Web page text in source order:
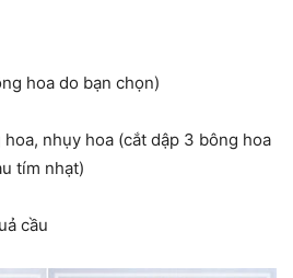
hoa do bạn chọn)
nhụy hoa (cắt dập 3 bông hoa
tím nhạt)
cầu